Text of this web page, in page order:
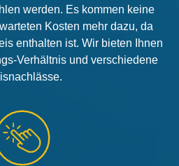
werden. Es kommen keine
Kosten mehr dazu, da
enthalten ist. Wir bieten Ihnen
Verhältnis und verschiedene